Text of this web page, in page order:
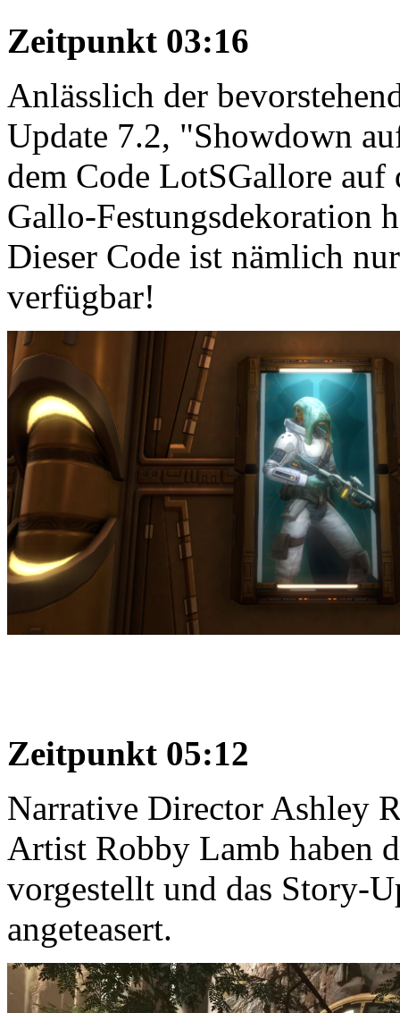
Zeitpunkt 03:16
Anlässlich der
Update 7.2, "Showdown
dem Code LotSGallore auf
Gallo-Festungsdekoration
Dieser Code ist nämlich
verfügbar!
Zeitpunkt 05:12
Narrative Director Ashley
Artist Robby Lamb haben
vorgestellt und das Story-
angeteasert.